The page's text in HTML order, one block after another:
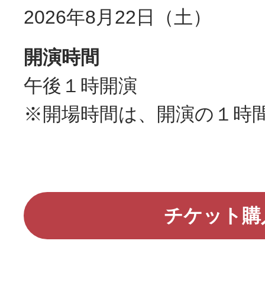
2026年8月22日（土）
開演時間
午後１時開演
※開場時間は、開演の１時
チケット購